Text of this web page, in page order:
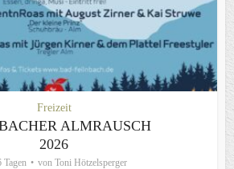
Freizeit
ALMRAUSCH
2026
Tagen von Toni Hötzelsperger